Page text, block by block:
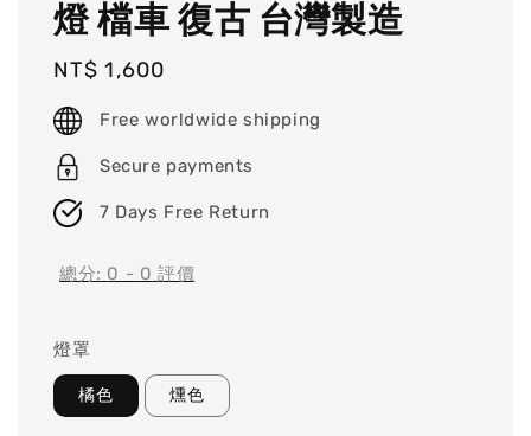
燈 檔車 復古 台灣製造
Regular
price
NT$ 1,600
Free worldwide shipping
Secure payments
7 Days Free Return
總分: 0 - 0 評價
燈罩
橘色 燻色